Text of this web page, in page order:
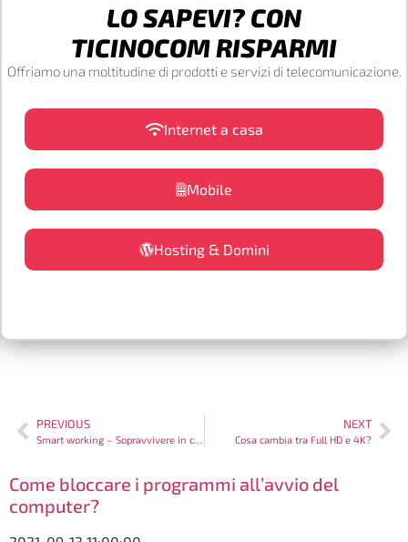
LO SAPEVI? CON
TICINOCOM RISPARMI
Offriamo una moltitudine di prodotti e servizi di telecomunicazione.
Internet a casa
Mobile
Hosting & Domini
PREVIOUS
Smart working – Sopravvivere in casa
NEXT
Cosa cambia tra Full HD e 4K?
Come bloccare i programmi all’avvio del
computer?